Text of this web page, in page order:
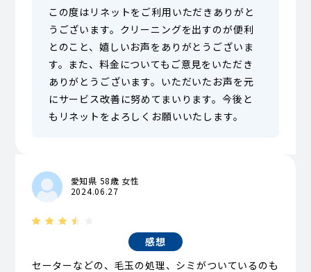
この度はリネットをご利用いただきありがと
うございます。クリーニングを出すのが便利
とのこと、嬉しいお声をありがとうございま
す。また、料金についてもご意見をいただき
ありがとうございます。いただいたお声を元
にサービス改善に努めてまいります。今後と
もリネットをよろしくお願いいたします。
愛知県 58歳 女性
2024.06.27
感想
セーターなどの、毛玉の処理、シミがついているのも